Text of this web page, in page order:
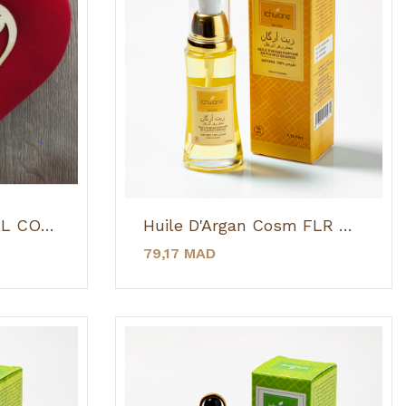
COFFRET ARTISANAL COEUR Huile D'Argan Cosm FLR ORG 50 ML
79,17 MAD